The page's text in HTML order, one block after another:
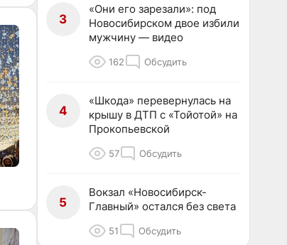
3
«Они его зарезали»: под
Новосибирском двое избили
мужчину — видео
162 Обсудить
4
«Шкода» перевернулась на
крышу в ДТП с «Тойотой» на
Прокопьевской
57 Обсудить
5
Вокзал «Новосибирск-
Главный» остался без света
51 Обсудить